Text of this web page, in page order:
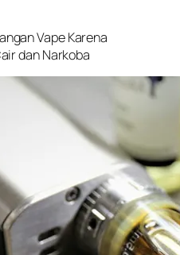
Vape Karena
dan Narkoba